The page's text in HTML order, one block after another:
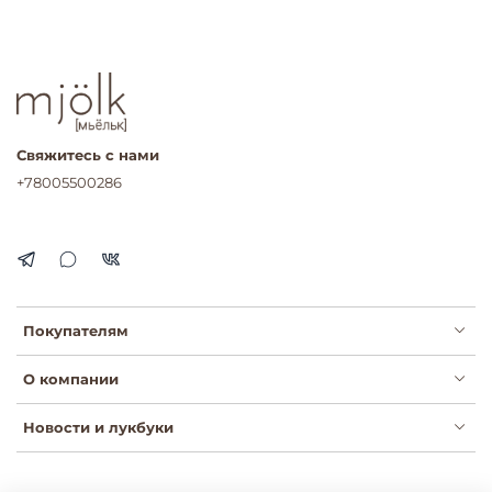
Покупателям
О компании
Новости и лукбуки
Свяжитесь с нами
+78005500286